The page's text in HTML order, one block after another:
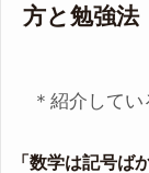
方と勉強法
＊紹介して
「数学は記号ば